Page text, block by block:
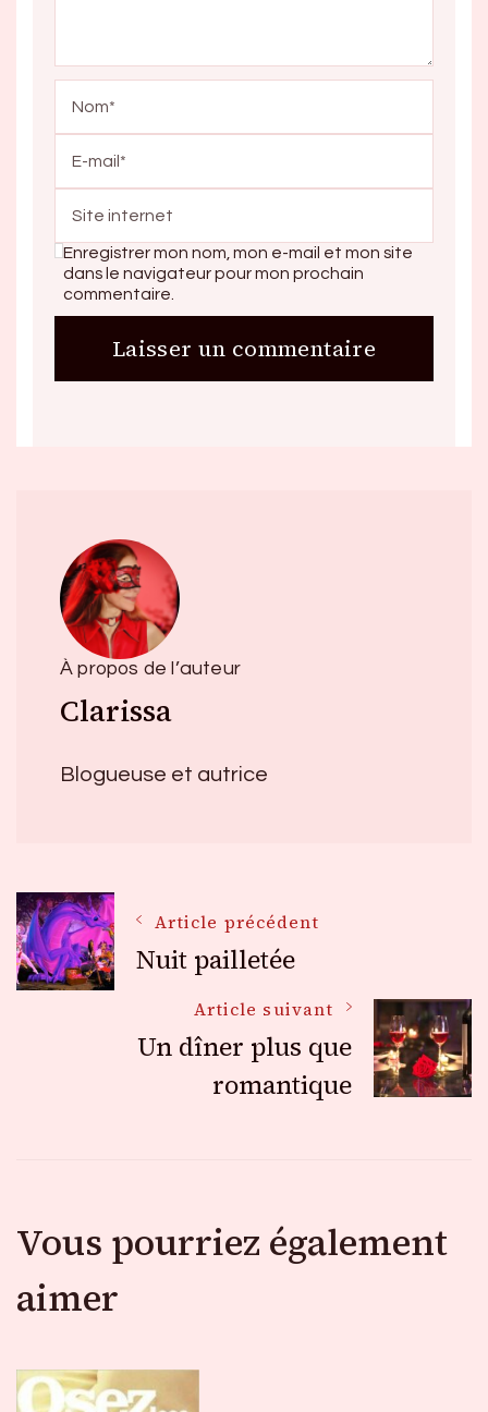
Enregistrer mon nom, mon e-mail et mon site
dans le navigateur pour mon prochain
commentaire.
À propos de l’auteur
Clarissa
Blogueuse et autrice
Navigation
des
articles
Article précédent
Nuit pailletée
Article suivant
Un dîner plus que
romantique
Vous pourriez également
aimer